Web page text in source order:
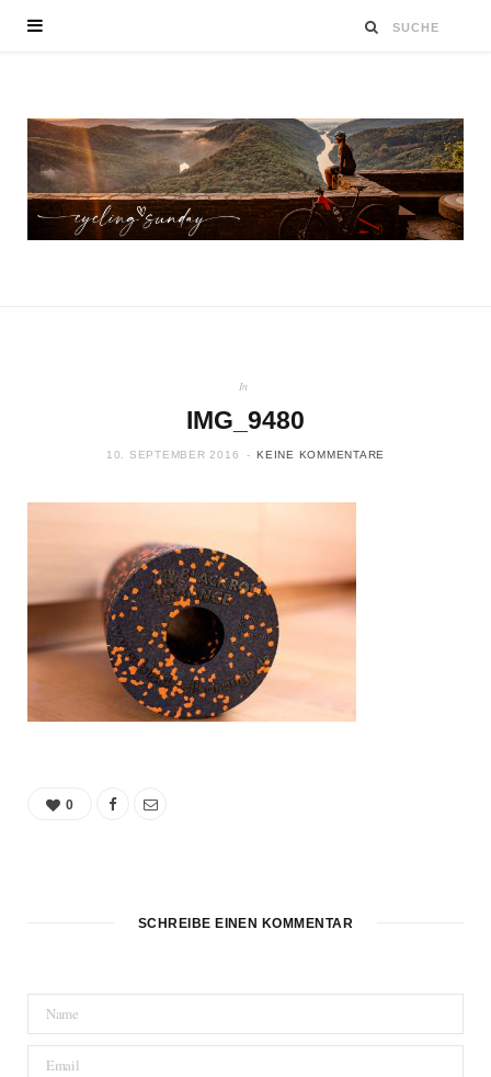
In
IMG_9480
10. SEPTEMBER 2016 KEINE KOMMENTARE
0
SCHREIBE EINEN KOMMENTAR